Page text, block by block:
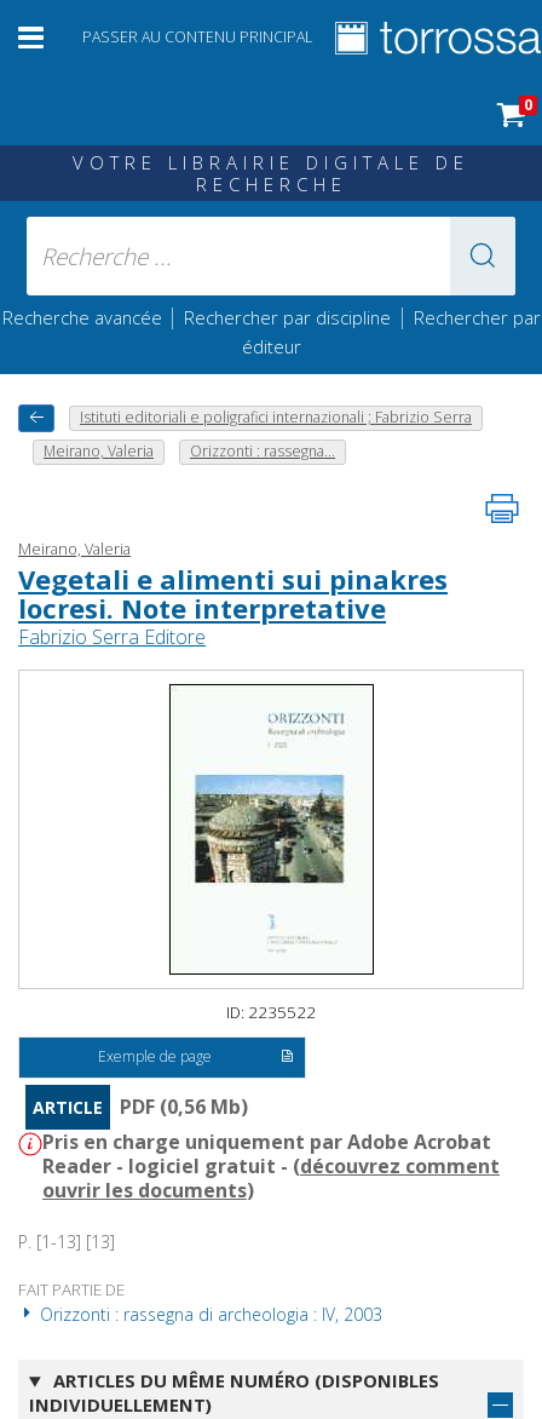
PASSER AU CONTENU PRINCIPAL
0
VOTRE LIBRAIRIE DIGITALE DE
RECHERCHE
Recherche avancée | Rechercher par discipline | Rechercher par
éditeur
Istituti editoriali e poligrafici internazionali ; Fabrizio Serra
Meirano, Valeria
Orizzonti : rassegna...
Meirano, Valeria
Vegetali e alimenti sui pinakres
locresi. Note interpretative
Fabrizio Serra Editore
ID: 2235522
Exemple de page
ARTICLE
PDF (0,56 Mb)
Pris en charge uniquement par Adobe Acrobat
Reader - logiciel gratuit - (découvrez comment
ouvrir les documents)
P. [1-13] [13]
FAIT PARTIE DE
Orizzonti : rassegna di archeologia : IV, 2003
ARTICLES DU MÊME NUMÉRO (DISPONIBLES
INDIVIDUELLEMENT)